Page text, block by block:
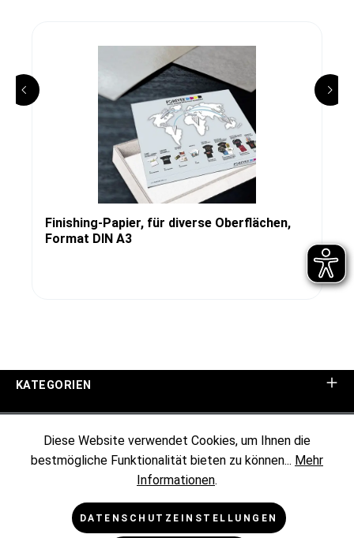
Finishing-Papier, für diverse Oberflächen,
Format DIN A3
KATEGORIEN
KUNDENINFORMATIONEN
RECHTLICHES
Diese Website verwendet Cookies, um Ihnen die
bestmögliche Funktionalität bieten zu können... Mehr
Informationen.
DATENSCHUTZEINSTELLUNGEN